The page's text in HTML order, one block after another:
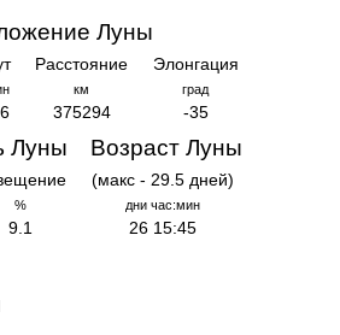
Луны
Расстояние
км
375294
Элонгация
град
-35
Луны
%
9.1
Возраст Луны
(макс - 29.5 дней)
дни час:мин
26 15:45